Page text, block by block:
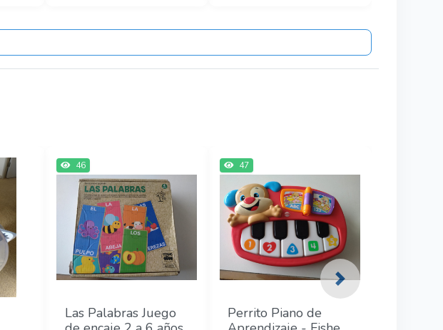
46
Las Palabras Juego
47
Perrito Piano de
Next